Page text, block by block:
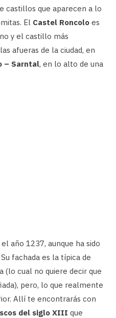
castillos que aparecen a lo
El Castel Roncolo es
y el castillo más
afueras de la ciudad, en
– Sarntal, en lo alto de una
año 1237, aunque ha sido
fachada es la típica de
(lo cual no quiere decir que
pero, lo que realmente
Allí te encontrarás con
del siglo XIII que